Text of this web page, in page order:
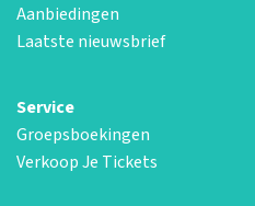
Aanbiedingen
Laatste nieuwsbrief
Service
Groepsboekingen
Verkoop Je Tickets